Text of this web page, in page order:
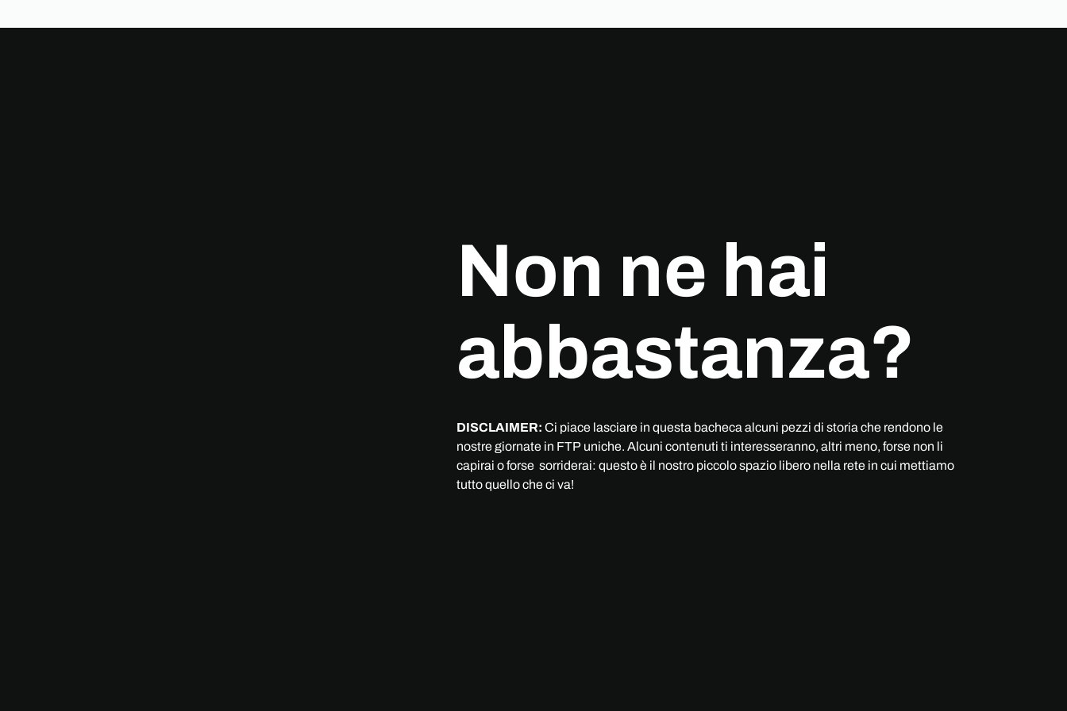
Non ne hai
abbastanza?
DISCLAIMER: Ci piace lasciare in questa bacheca alcuni pezzi di storia che rendono le
nostre giornate in FTP uniche. Alcuni contenuti ti interesseranno, altri meno, forse non li
capirai o forse sorriderai: questo è il nostro piccolo spazio libero nella rete in cui mettiamo
tutto quello che ci va!